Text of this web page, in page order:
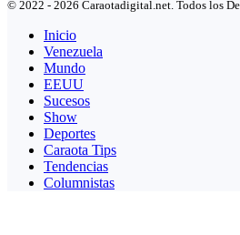
© 2022 - 2026 Caraotadigital.net. Todos los
Inicio
Venezuela
Mundo
EEUU
Sucesos
Show
Deportes
Caraota Tips
Tendencias
Columnistas